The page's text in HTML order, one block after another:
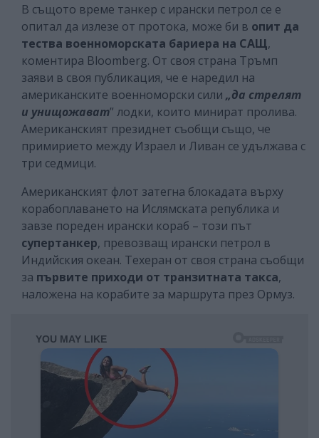
В същото време танкер с ирански петрол се е
опитал да излезе от протока, може би в опит да
тества военноморската бариера на САЩ,
коментира Bloomberg. От своя страна Тръмп
заяви в своя публикация, че е наредил на
американските военноморски сили „да стрелят
и унищожават” лодки, които минират пролива.
Американският президнет съобщи също, че
примирието между Израел и Ливан се удължава с
три седмици.
Американският флот затегна блокадата върху
корабоплаването на Ислямската република и
завзе пореден ирански кораб – този път
супертанкер, превозващ ирански петрол в
Индийския океан. Техеран от своя страна съобщи
за първите приходи от транзитната такса,
наложена на корабите за маршрута през Ормуз.